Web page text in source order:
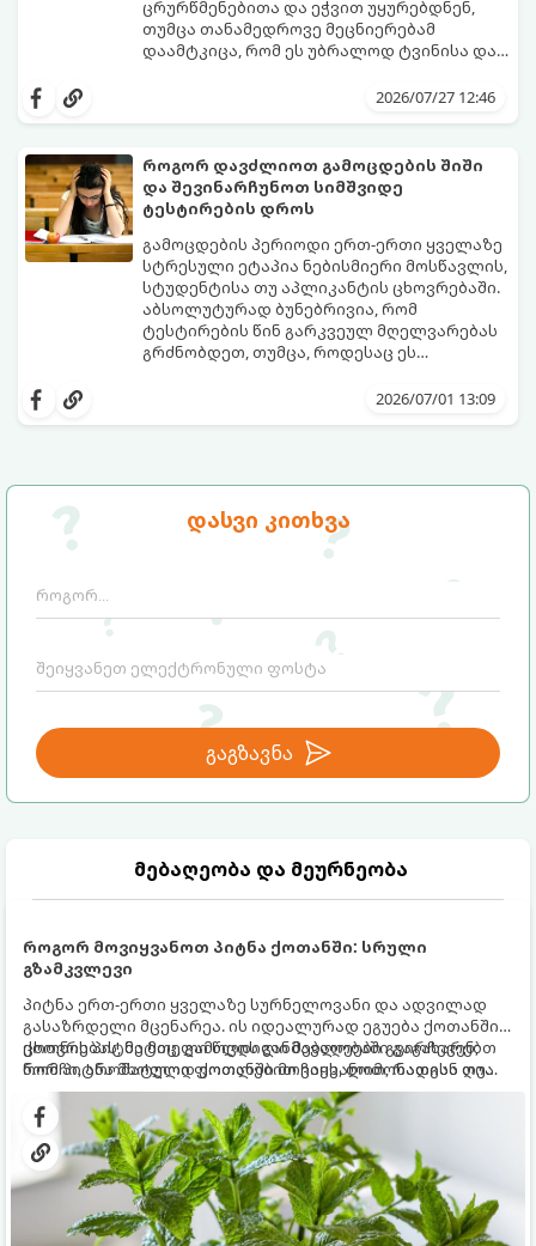
დასვი კითხვა
გაგზავნა
მებაღეობა და მეურნეობა
როგორ მოვიყვანოთ პიტნა ქოთანში: სრული
გზამკვლევი
პიტნა ერთ-ერთი ყველაზე სურნელოვანი და ადვილად
გასაზრდელი მცენარეა. ის იდეალურად ეგუება ქოთანში
ცხოვრებას, მეტიც, გამოცდილი მებაღეები გვირჩევენ,
რომ პიტნა მხოლოდ ქოთანში მოვიყვანოთ, რადგან ღია
გრუნტში (ბაღში) დარგვისას ის ფესვებით ძალიან
სწრაფად ვრცელდება და სხვა მცენარეებს ავიწროებს.
ქოთნის პიტნა მთელი წლის განმავლობაში გაგახარებთ
ნორჩი, არომატული ფოთლებით ჩაის, ლიმონათისა თუ
კერძებისთვის.
ცრურწმენებითა და ეჭვით უყურებდნენ,
თუმცა თანამედროვე მეცნიერებამ
დაამტკიცა, რომ ეს უბრალოდ ტვინისა და
ფაქტს იმის შესახებ, თუ როგორ მუშაობს
მათ ყოველდღიურ ცხოვრებაში.
2026/07/27 12:46
როგორ დავძლიოთ გამოცდების შიში
და შევინარჩუნოთ სიმშვიდე
ტესტირების დროს
გამოცდების პერიოდი ერთ-ერთი ყველაზე
სტრესული ეტაპია ნებისმიერი მოსწავლის,
სტუდენტისა თუ აპლიკანტის ცხოვრებაში.
აბსოლუტურად ბუნებრივია, რომ
ტესტირების წინ გარკვეულ მღელვარებას
გრძნობდეთ, თუმცა, როდესაც ეს
გადადის, ის ბლოკავს ტვინის რესურსებს.
„ბლექაუტის“ ეფექტი).
მხოლოდ ცოდნის ნაკლებობით არ არის
მეცნიერული ხრიკები, რომლებიც
ტესტირებისას მაქსიმალური
კონცენტრაციის შენარჩუნებაში.
როგორ დაამარცხოთ საგამოცდო
2026/07/01 13:09